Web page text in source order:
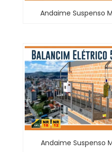
Andaime Suspenso
Andaime Suspenso